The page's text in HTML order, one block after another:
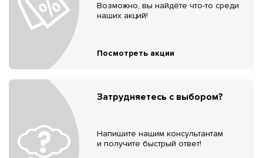
Возможно, вы найдёте что-то среди
наших акций!
Посмотреть акции
Затрудняетесь с выбором?
Напишите нашим консультантам
и получите быстрый ответ!